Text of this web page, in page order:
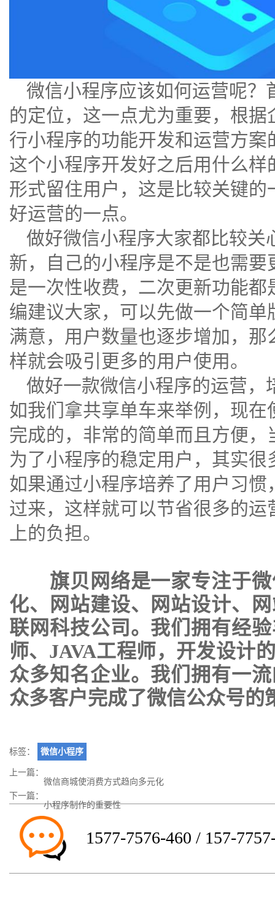
微信小程序应该如何运营呢
的定位，这一点尤为重要，根
行小程序的功能开发和运营方
这个小程序开发好之后用什么
形式留住用户，这是比较关键
好运营的一点。
做好微信小程序大家都比较
新，自己的小程序是不是也需
是一次性收费，二次更新功能
编建议大家，可以先做一个简
满意，用户数量也逐步增加，
样就会吸引更多的用户使用。
做好一款微信小程序的运营
如我们拿共享单车来举例，现
完成的，非常的简单而且方便
为了小程序的稳定用户，其实
如果通过小程序培养了用户习
过来，这样就可以节省很多的
上的负担。
旗贝网络是一家专注于
化、 网站建设、 网站设计、
联网科技公司。我们拥有经
师、JAVA工程师，开发设计
众多知名企业。我们拥有一
众多客户完成了微信公众号的
标签： 微信小程序
上一篇： 微信商城使消费方式趋向多元化
下一篇：小程序制作的重要性
1577-7576-460 / 157-